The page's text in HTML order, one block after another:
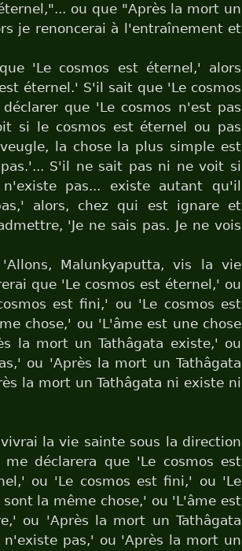
ou que "Après la mort un
je renoncerai à l'entraînement et
'Le cosmos est éternel,' alors
éternel.' S'il sait que 'Le cosmos
que 'Le cosmos n'est pas
si le cosmos est éternel ou pas
la chose la plus simple est
S'il ne sait pas ni ne voit si
pas... existe autant qu'il
alors, chez qui est ignare et
'Je ne sais pas. Je ne vois
Malunkyaputta, vis la vie
que 'Le cosmos est éternel,' ou
est fini,' ou 'Le cosmos est
chose,' ou 'L'âme est une chose
la mort un Tathâgata existe,' ou
ou 'Après la mort un Tathâgata
la mort un Tathâgata ni existe ni
la vie sainte sous la direction
déclarera que 'Le cosmos est
ou 'Le cosmos est fini,' ou 'Le
la même chose,' ou 'L'âme est
ou 'Après la mort un Tathâgata
pas,' ou 'Après la mort un